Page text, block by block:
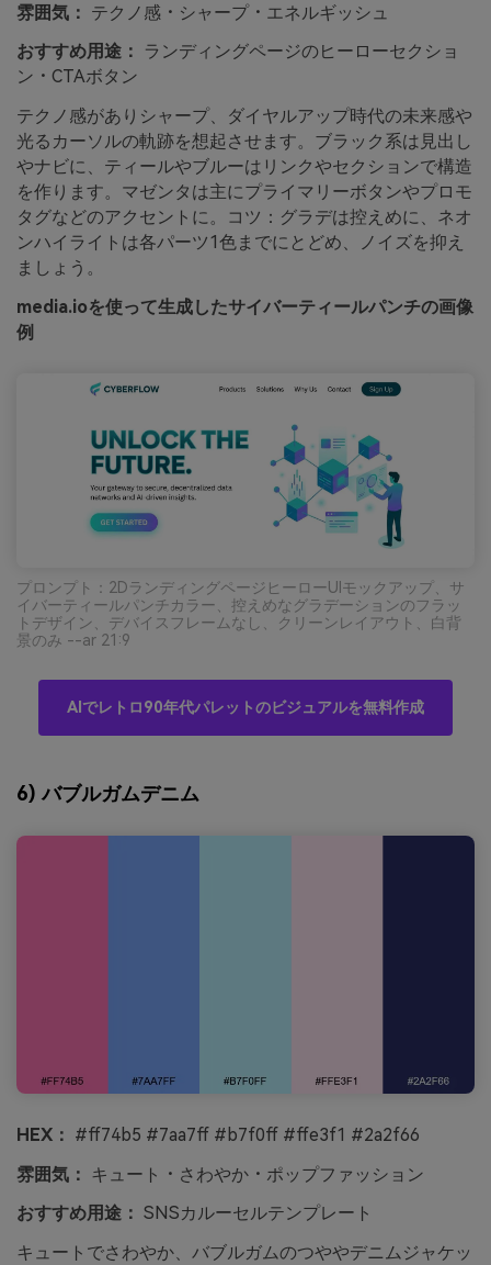
雰囲気： テクノ感・シャープ・エネルギッシュ
おすすめ用途：
ランディングページのヒーローセクショ
ン・CTAボタン
テクノ感がありシャープ、ダイヤルアップ時代の未来感や
光るカーソルの軌跡を想起させます。ブラック系は見出し
やナビに、ティールやブルーはリンクやセクションで構造
を作ります。マゼンタは主にプライマリーボタンやプロモ
タグなどのアクセントに。コツ：グラデは控えめに、ネオ
ンハイライトは各パーツ1色までにとどめ、ノイズを抑え
ましょう。
media.ioを使って生成したサイバーティールパンチの画像
例
プロンプト：2DランディングページヒーローUIモックアップ、サ
イバーティールパンチカラー、控えめなグラデーションのフラッ
トデザイン、デバイスフレームなし、クリーンレイアウト、白背
景のみ --ar 21:9
AIでレトロ90年代パレットのビジュアルを無料作成
6) バブルガムデニム
HEX： #ff74b5 #7aa7ff #b7f0ff #ffe3f1 #2a2f66
雰囲気： キュート・さわやか・ポップファッション
おすすめ用途： SNSカルーセルテンプレート
キュートでさわやか、バブルガムのつややデニムジャケッ